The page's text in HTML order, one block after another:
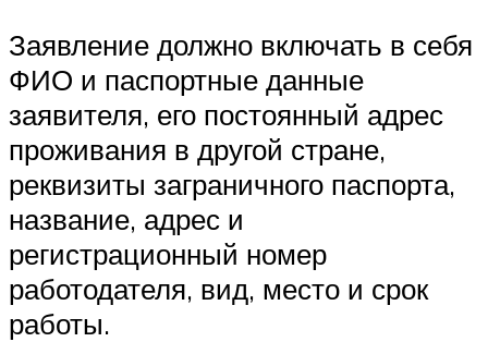
Заявление должно включать в себя
ФИО и паспортные данные
заявителя, его постоянный адрес
проживания в другой стране,
реквизиты заграничного паспорта,
название, адрес и
регистрационный номер
работодателя, вид, место и срок
работы.